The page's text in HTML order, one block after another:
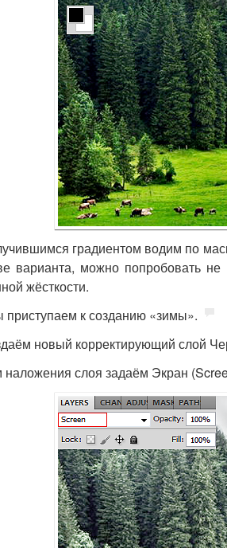
градиентом водим по
варианта, можно попробовать
жёсткости.
к созданию «зимы».
новый корректирующий слой
слоя задаём Экран